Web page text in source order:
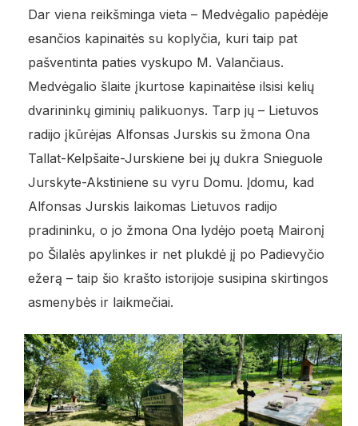
Dar viena reikšminga vieta – Medvėgalio papėdėje
esančios kapinaitės su koplyčia, kuri taip pat
pašventinta paties vyskupo M. Valančiaus.
Medvėgalio šlaite įkurtose kapinaitėse ilsisi kelių
dvarininkų giminių palikuonys. Tarp jų – Lietuvos
radijo įkūrėjas Alfonsas Jurskis su žmona Ona
Tallat-Kelpšaite-Jurskiene bei jų dukra Snieguole
Jurskyte-Akstiniene su vyru Domu. Įdomu, kad
Alfonsas Jurskis laikomas Lietuvos radijo
pradininku, o jo žmona Ona lydėjo poetą Maironį
po Šilalės apylinkes ir net plukdė jį po Padievyčio
ežerą – taip šio krašto istorijoje susipina skirtingos
asmenybės ir laikmečiai.